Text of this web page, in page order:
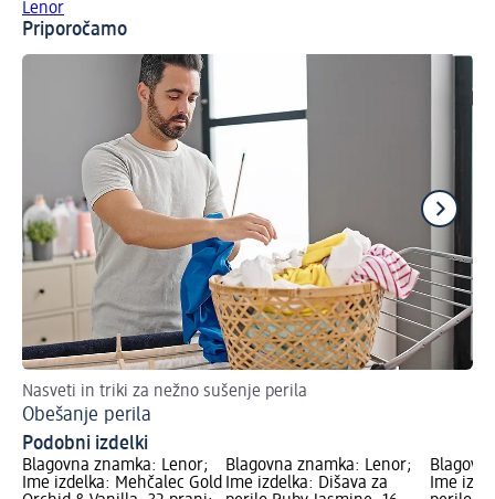
Lenor
Priporočamo
Nasveti in triki za nežno sušenje perila
Obešanje perila
Podobni izdelki
Blagovna znamka: Lenor;
Ime izdelka: Mehčalec Gold
Blagovna znamka: Lenor;
Ime izdelka: Dišava za
Ime